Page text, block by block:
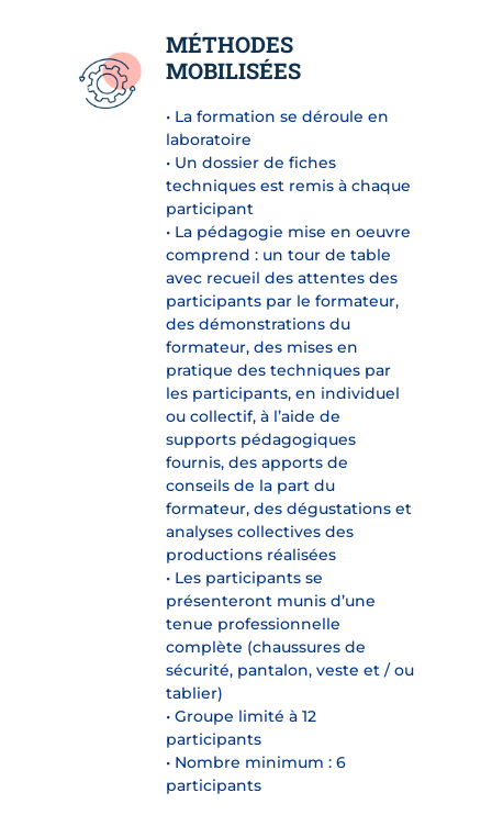
MÉTHODES
MOBILISÉES
• La formation se déroule en
laboratoire
• Un dossier de fiches
techniques est remis à chaque
participant
• La pédagogie mise en oeuvre
comprend : un tour de table
avec recueil des attentes des
participants par le formateur,
des démonstrations du
formateur, des mises en
pratique des techniques par
les participants, en individuel
ou collectif, à l’aide de
supports pédagogiques
fournis, des apports de
conseils de la part du
formateur, des dégustations et
analyses collectives des
productions réalisées
• Les participants se
présenteront munis d’une
tenue professionnelle
complète (chaussures de
sécurité, pantalon, veste et / ou
tablier)
• Groupe limité à 12
participants
• Nombre minimum : 6
participants